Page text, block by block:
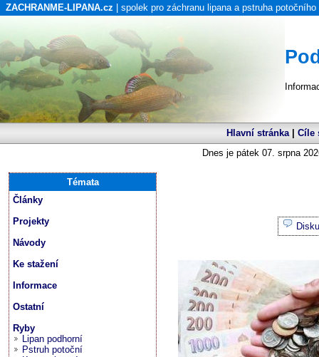
ZACHRANME-LIPANA.cz | spolek pro záchranu lipana a pstruha potočního
Hlavní stránka| Cíle
Dnes je pátek 07. srpna
Témata
Články
Projekty
Návody
Ke stažení
Informace
Ostatní
Ryby
Lipan podhorní
Pstruh potoční